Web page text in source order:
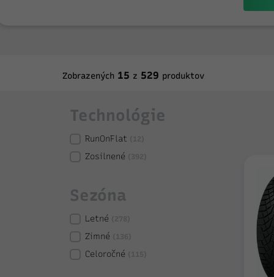
Zobrazených 15 z 529 produktov
Technológie
RunOnFlat
Zosilnené
Sezóna
Letné
Zimné
Celoročné